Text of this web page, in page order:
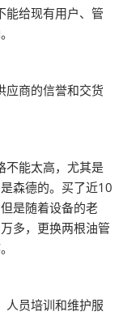
给现有用户、管
商的信誉和交货
能太高，尤其是
森德的。买了近10
是随着设备的老
多，更换两根油管
员培训和维护服